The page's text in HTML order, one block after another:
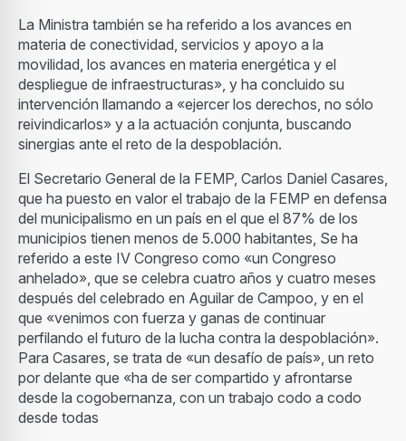
La Ministra también se ha referido a los avances en
materia de conectividad, servicios y apoyo a la
movilidad, los avances en materia energética y el
despliegue de infraestructuras», y ha concluido su
intervención llamando a «ejercer los derechos, no sólo
reivindicarlos» y a la actuación conjunta, buscando
sinergias ante el reto de la despoblación.
El Secretario General de la FEMP, Carlos Daniel Casares,
que ha puesto en valor el trabajo de la FEMP en defensa
del municipalismo en un país en el que el 87% de los
municipios tienen menos de 5.000 habitantes, Se ha
referido a este IV Congreso como «un Congreso
anhelado», que se celebra cuatro años y cuatro meses
después del celebrado en Aguilar de Campoo, y en el
que «venimos con fuerza y ganas de continuar
perfilando el futuro de la lucha contra la despoblación».
Para Casares, se trata de «un desafío de país», un reto
por delante que «ha de ser compartido y afrontarse
desde la cogobernanza, con un trabajo codo a codo
desde todas